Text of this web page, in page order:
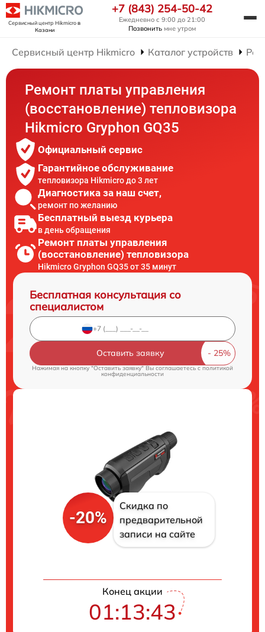
Сервисный центр Hikmicroв
Казани
+7 (843) 254-50-42
Ежедневно с 9:00 до 21:00
Позвонить мне утром
Сервисный центр Hikmicro Каталог устройств
Ремонт платы управления
(восстановление) тепловизора
Hikmicro Gryphon GQ35
Официальный сервис
Гарантийное обслуживание
тепловизора Hikmicro до 3 лет
Диагностика за наш счет,
ремонт по желанию
Бесплатный выезд курьера
в день обращения
Ремонт платы управления
(восстановление) тепловизора
Hikmicro Gryphon GQ35 от 35 минут
Бесплатная консультация со
специалистом
Оставить заявку
Нажимая на кнопку "Оставить заявку" Вы соглашаетесь cполитикой
конфиденциальности
-20%
Скидка по
предварительной
записи на сайте
Конец акции
01:13:42